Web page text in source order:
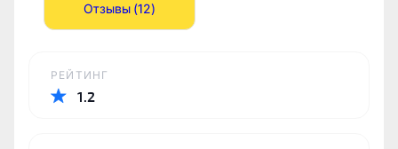
Отзывы (12)
РЕЙТИНГ
1.2